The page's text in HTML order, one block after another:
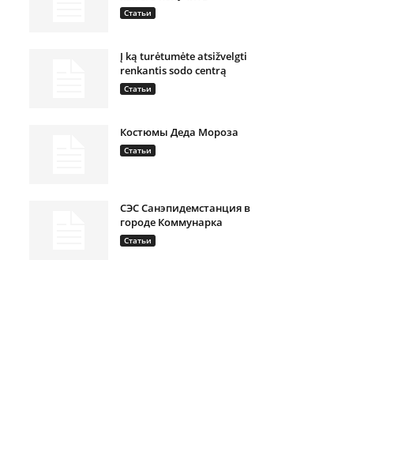
Статьи
Į ką turėtumėte atsižvelgti
renkantis sodo centrą
Статьи
Костюмы Деда Мороза
Статьи
СЭС Санэпидемстанция в
городе Коммунарка
Статьи